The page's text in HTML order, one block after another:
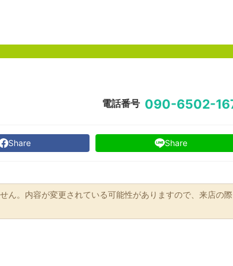
電話番号 090-6502-
Share Share
ん。内容が変更されている可能性がありますので、来店の際